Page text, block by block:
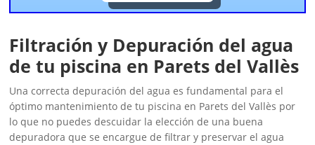
Filtración y Depuración del agua
de tu piscina en Parets del Vallès
Una correcta depuración del agua es fundamental para el
óptimo mantenimiento de tu piscina en Parets del Vallès por
lo que no puedes descuidar la elección de una buena
depuradora que se encargue de filtrar y preservar el agua